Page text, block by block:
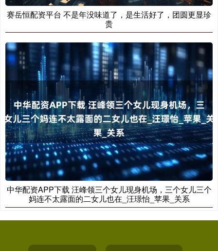
赛岳恒配资平台 不是年没味道了，是生活好了，团圆更显珍
贵
中华配资APP下载 汪峰领三个女儿现身机场，三个女儿三个
妈连不太露面的二女儿也在_汪璟怡_苹果_关系